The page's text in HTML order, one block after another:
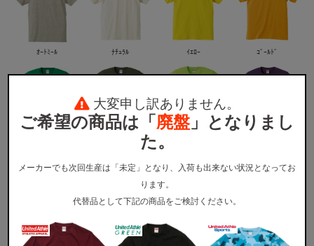
ｵｰﾄﾐｰﾙ ﾅﾁｭﾗﾙ ｲｴﾛｰ ｺﾞｰﾙﾄﾞ
ｵﾚﾝｼﾞ ﾋﾟﾝｸ ﾊﾞｰｶﾞﾝﾃﾞｨ
大変申し訳ありません。
ご希望の商品は「廃盤」となりまし
た。
メーカーでも次回生産は「未定」となり、入荷も出来ない状況となってお
ります。
代替品として下記の商品をご検討ください。